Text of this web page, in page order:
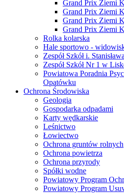
Grand Prix Ziemi
Grand Prix Ziemi
Grand Prix Ziemi
Grand Prix Ziemi
Rolka kolarska
Hale sportowo -
Zespół Szkół i.
Zespół Szkół Nr 1 w
Powiatowa Poradnia
Opatówku
Ochrona Środowiska
Geologia
Gospodarka odpadami
Karty wędkarskie
Leśnictwo
Łowiectwo
Ochrona gruntów rolnych
Ochrona powietrza
Ochrona przyrody
Spółki wodne
Powiatowy Program
Powiatowy Program